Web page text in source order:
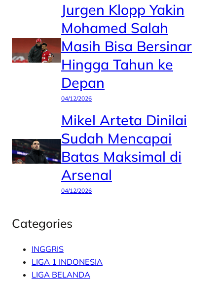
Jurgen Klopp Yakin
Mohamed Salah
Masih Bisa Bersinar
Hingga Tahun ke
Depan
04/12/2026
Mikel Arteta Dinilai
Sudah Mencapai
Batas Maksimal di
Arsenal
04/12/2026
Categories
INGGRIS
LIGA 1 INDONESIA
LIGA BELANDA